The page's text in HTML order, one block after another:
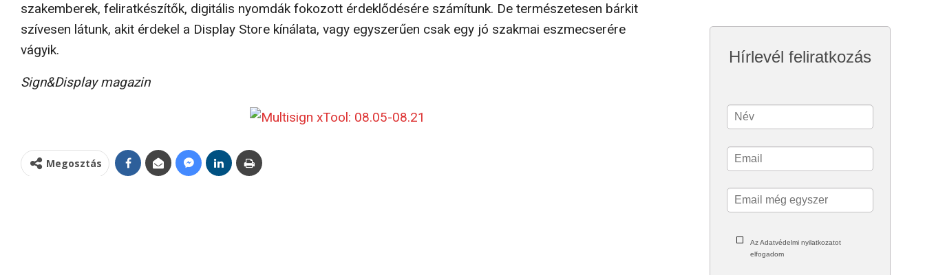
szakemberek, feliratkészítők, digitális nyomdák fokozott érdeklődésére számítunk. De természe­tesen bárkit
szívesen látunk, akit érdekel a Display Store kínálata, vagy egyszerűen csak egy jó szakmai eszmecserére
vágyik.
Sign&Display magazin
Megosztás
Hírlevél feliratkozás
Az Adatvédelmi nyilatkozatot
elfogadom